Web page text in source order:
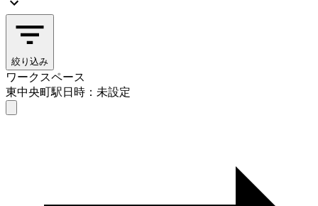
絞り込み
ワークスペース
東中央町駅日時：未設定